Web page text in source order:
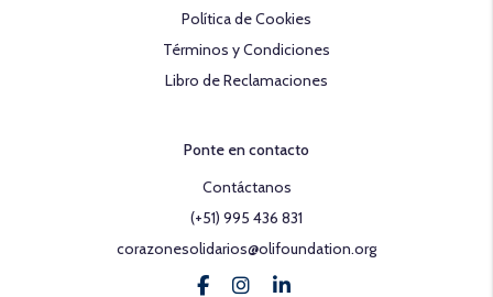
Política de Cookies
Términos y Condiciones
Libro de Reclamaciones
Ponte en contacto
Contáctanos
(+51) 995 436 831
corazonesolidarios@olifoundation.org